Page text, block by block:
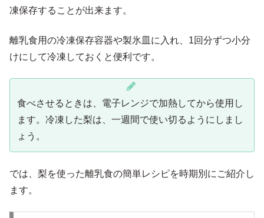
凍保存することが出来ます。
離乳食用の冷凍保存容器や製氷皿に入れ、1回分ずつ小分
けにして冷凍しておくと便利です。
食べさせるときは、電子レンジで加熱してから使用し
ます。冷凍した梨は、一週間で使い切るようにしまし
ょう。
では、梨を使った離乳食の簡単レシピを時期別にご紹介し
ます。